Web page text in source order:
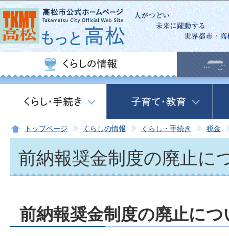
この
トップページ くらしの情報 くらし・手続き 税金
前納報奨金制度の廃止に
前納報奨金制度の廃止につ